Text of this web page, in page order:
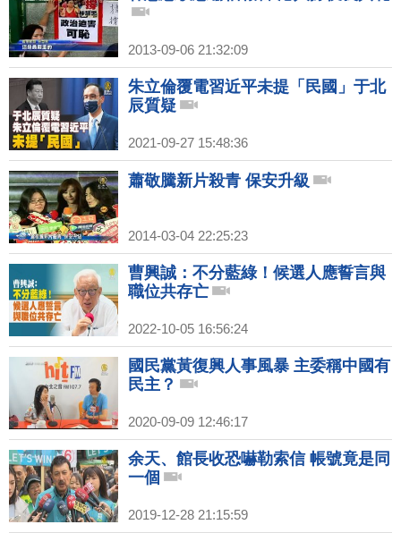
2013-09-06 21:32:09
朱立倫覆電習近平未提「民國」于北
辰質疑
2021-09-27 15:48:36
蕭敬騰新片殺青 保安升級
2014-03-04 22:25:23
曹興誠：不分藍綠！候選人應誓言與
職位共存亡
2022-10-05 16:56:24
國民黨黃復興人事風暴 主委稱中國有
民主？
2020-09-09 12:46:17
余天、館長收恐嚇勒索信 帳號竟是同
一個
2019-12-28 21:15:59